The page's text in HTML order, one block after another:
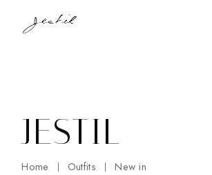
content
JESTIL
Home Outfits New in